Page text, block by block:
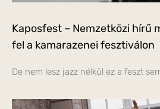
Kaposfest – Nemzetközi hírű
fel a kamarazenei fesztiválon
De nem lesz jazz nélkül ez a feszt